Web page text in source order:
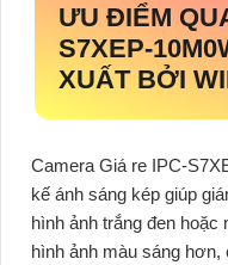
ƯU ĐIỂM
S7XEP-
XUẤT BỞI
Camera Giá re IPC-
kế ánh sáng kép giúp
hình ảnh trắng đen
hình ảnh màu sáng